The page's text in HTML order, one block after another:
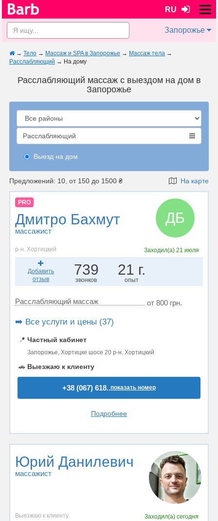
RU
Запорожье
→ Тело → Массаж и SPA в Запорожье → Массаж тела →
Расслабляющий → На дому
Расслабляющий массаж с выездом на дом в
Запорожье
Расслабляющий
Выезд на дом
Предложений: 10, от 150 до 1500 ₴ На карте
PRO
Дмитро Бахмут
массажист
ДБ
р-н. Хортицкий Заходил(а)21 июля
Добавить
отзыв
739
звонков
21 г.
опыт
Расслабляющий массаж от 800 грн.
➡️ Все услуги и цены (37)
📍 Частный кабинет
Запорожье, Хортицке шосе 20 р-н. Хортицкий
🚗 Выезжаю к клиенту
+38 (067) 618..показать номер
Подробнее
Юрий Данилевич
массажист
Выезжаю к клиенту Заходил(а)сегодня